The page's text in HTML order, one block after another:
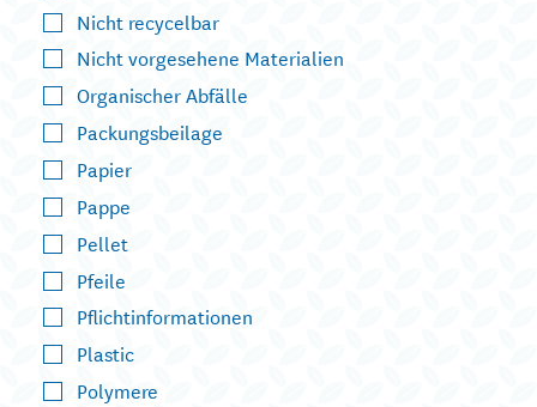
Nicht recycelbar
Nicht vorgesehene Materialien
Organischer Abfälle
Packungsbeilage
Papier
Pappe
Pellet
Pfeile
Pflichtinformationen
Plastic
Polymere